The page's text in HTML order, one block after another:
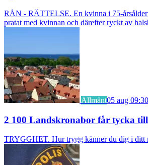
RÅN - RÄTTELSE. En kvinna i 75-
pratat med kvinnan och därefter ryckt av
Allmänt05 aug 09:30
2 100 Landskronabor får tycka
TRYGGHET. Hur trygg känner du dig i ditt